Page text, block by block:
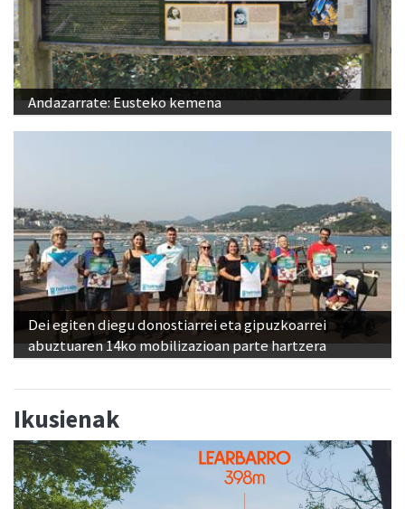
Andazarrate: Eusteko kemena
Dei egiten diegu donostiarrei eta gipuzkoarrei
abuztuaren 14ko mobilizazioan parte hartzera
Ikusienak